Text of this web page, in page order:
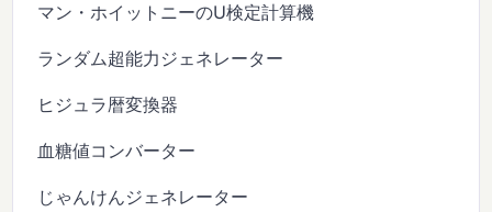
マン・ホイットニーのU検定計算機
ランダム超能力ジェネレーター
ヒジュラ暦変換器
血糖値コンバーター
じゃんけんジェネレーター